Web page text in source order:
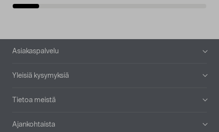
Alatunniste
Asiakaspalvelu
Yleisiä kysymyksiä
Tietoa meistä
Ajankohtaista